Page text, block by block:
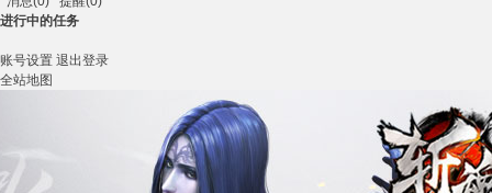
进行中的任务
账号设置 退出登录
全站地图